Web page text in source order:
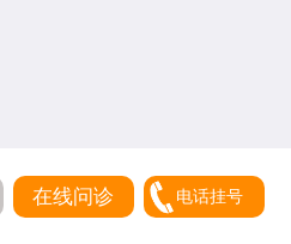
在线问诊 电话挂号